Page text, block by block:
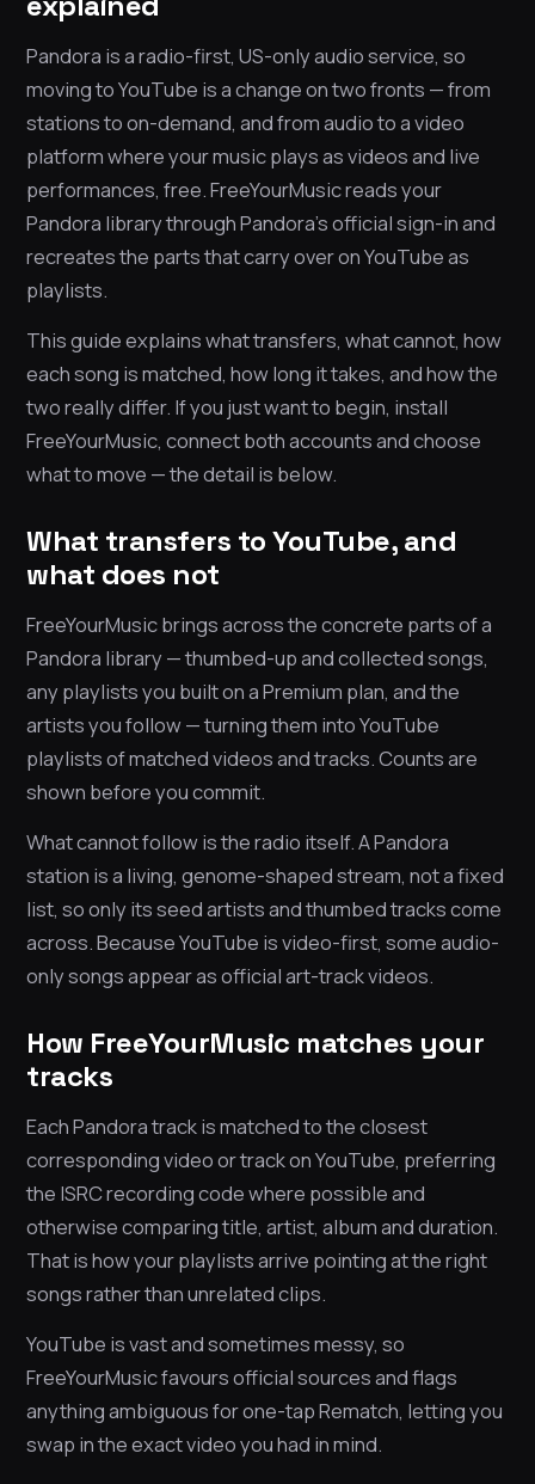
Pandora is a radio-first, US-only audio service, so
moving to YouTube is a change on two fronts — from
stations to on-demand, and from audio to a video
platform where your music plays as videos and live
performances, free. FreeYourMusic reads your
Pandora library through Pandora’s official sign-in and
recreates the parts that carry over on YouTube as
playlists.
This guide explains what transfers, what cannot, how
each song is matched, how long it takes, and how the
two really differ. If you just want to begin, install
FreeYourMusic, connect both accounts and choose
what to move — the detail is below.
What transfers to YouTube, and
what does not
FreeYourMusic brings across the concrete parts of a
Pandora library — thumbed-up and collected songs,
any playlists you built on a Premium plan, and the
artists you follow — turning them into YouTube
playlists of matched videos and tracks. Counts are
shown before you commit.
What cannot follow is the radio itself. A Pandora
station is a living, genome-shaped stream, not a fixed
list, so only its seed artists and thumbed tracks come
across. Because YouTube is video-first, some audio-
only songs appear as official art-track videos.
How FreeYourMusic matches your
tracks
Each Pandora track is matched to the closest
corresponding video or track on YouTube, preferring
the ISRC recording code where possible and
otherwise comparing title, artist, album and duration.
That is how your playlists arrive pointing at the right
songs rather than unrelated clips.
YouTube is vast and sometimes messy, so
FreeYourMusic favours official sources and flags
anything ambiguous for one-tap Rematch, letting you
swap in the exact video you had in mind.